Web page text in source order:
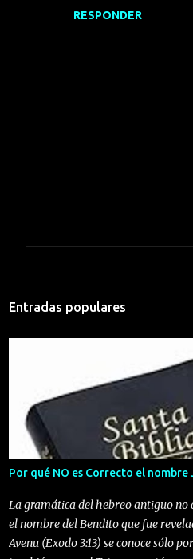
RESPONDER
l
c
c
o
m
e
n
a
r
i
o
Entradas populares
Por qué NO es Correcto el nombre
La gramática del hebreo antiguo no
el nombre del Bendito que fue
Avenu (Exodo 3:13) se conoce sólo